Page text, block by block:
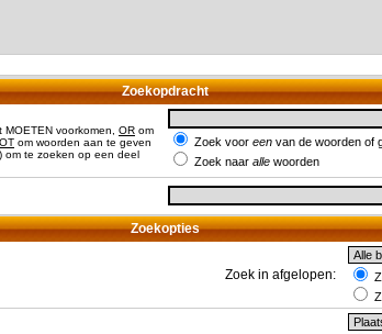
Zoekopdracht
voorkomen, OR om
om woorden aan te geven
om te zoeken op een deel
Zoek voor een van de woorden of
Zoek naar alle woorden
Zoekopties
Zoek in afgelopen: